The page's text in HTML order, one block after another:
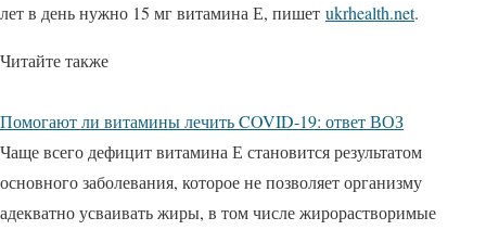
лет в день нужно 15 мг витамина Е, пишет ukrhealth.net.
Читайте также
Помогают ли витамины лечить COVID-19: ответ ВОЗ
Чаще всего дефицит витамина Е становится результатом
основного заболевания, которое не позволяет организму
адекватно усваивать жиры, в том числе жирорастворимые